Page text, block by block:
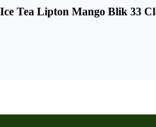
Ice Tea Lipton Mango Blik 33 Cl